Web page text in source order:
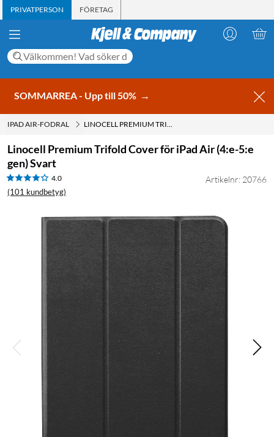
PRIVATPERSON FÖRETAG
SOMMARREA - Upp till 50% →
IPAD AIR-FODRAL LINOCELL PREMIUM TRIFOLD COVER FÖR IPAD AIR (4:E-5:E GEN) SVART
Linocell Premium Trifold Cover för iPad Air (4:e-5:e
gen) Svart
4.0
(101 kundbetyg)
Artikelnr: 20766